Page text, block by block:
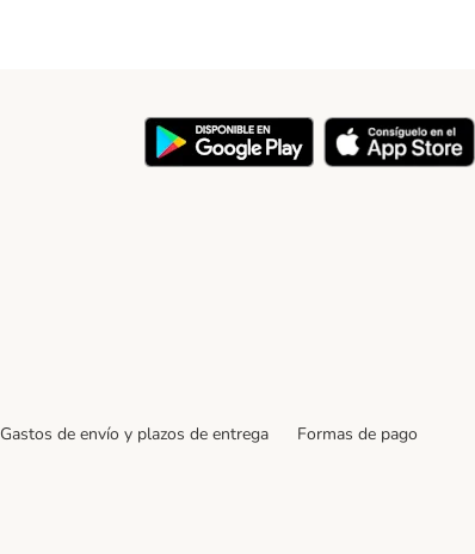
Gastos de envío y plazos de entrega
Formas de pago